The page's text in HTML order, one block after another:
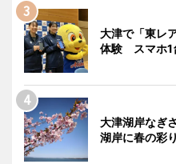
大津で「東レ
体験 スマホ1
大津湖岸なぎ
湖岸に春の彩り